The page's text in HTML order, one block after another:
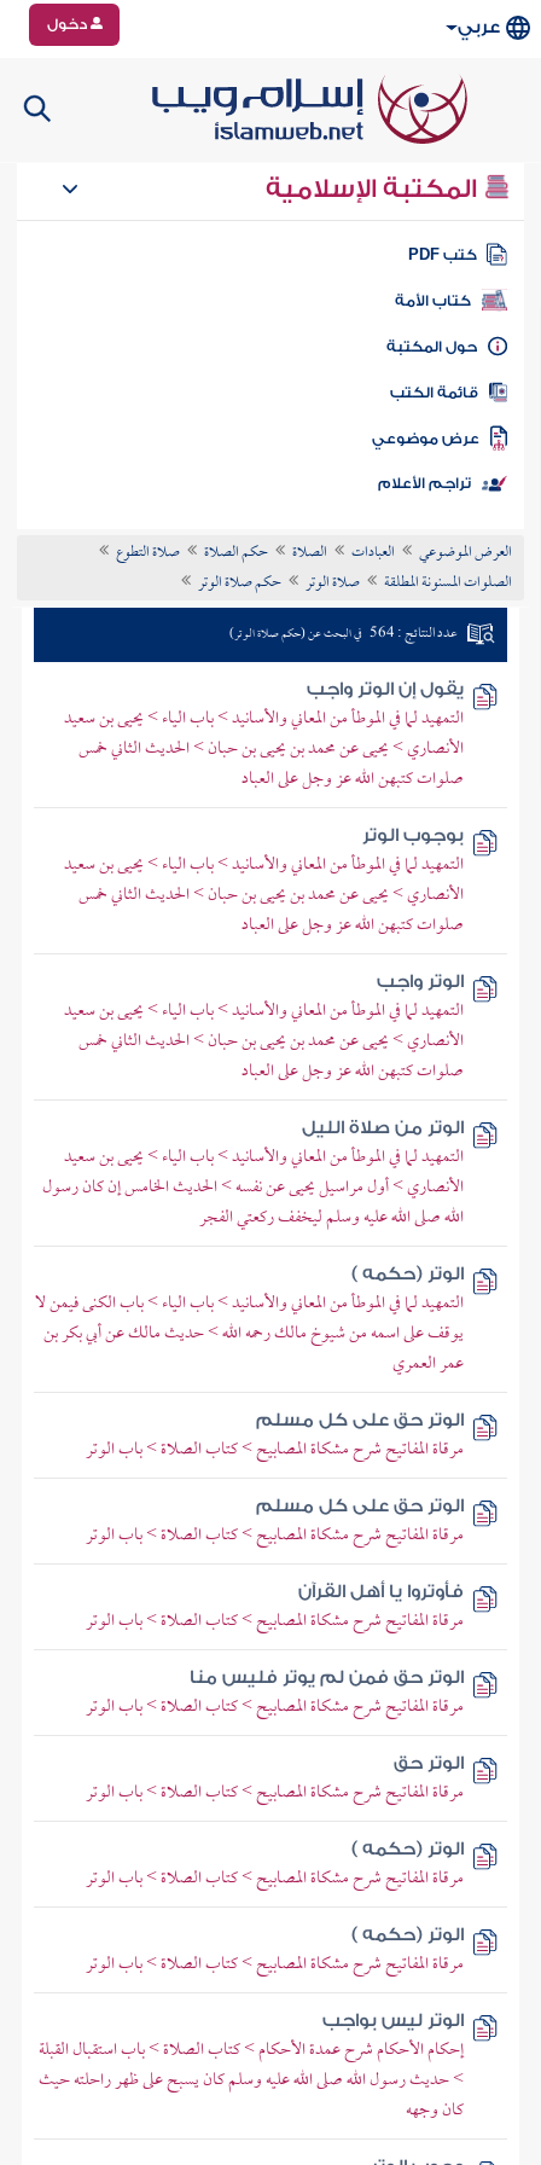
عربي دخول
المكتبة الإسلامية
كتب PDF
كتاب الأمة
المكتبة
الكتب
موضوعي
تراجم الأعلام
العرض الموضوعي العبادات الصلاة حكم الصلاة
صلاة التطوع
الصلوات المسنونة المطلقة
صلاة الوتر حكم صلاة الوتر
عدد النتائج : 564 في البحث عن (حكم صلاة الوتر)
يقول إن الوتر واجب
التمهيد لما في الموطأ من المعاني والأسانيد > باب الياء > يحيى بن سعيد
الأنصاري > يحيى عن محمد بن يحيى بن حبان > الحديث الثاني خمس
صلوات كتبهن الله عز وجل على العباد
بوجوب الوتر
التمهيد لما في الموطأ من المعاني والأسانيد > باب الياء > يحيى بن سعيد
الأنصاري > يحيى عن محمد بن يحيى بن حبان > الحديث الثاني خمس
صلوات كتبهن الله عز وجل على العباد
الوتر واجب
التمهيد لما في الموطأ من المعاني والأسانيد > باب الياء > يحيى بن سعيد
الأنصاري > يحيى عن محمد بن يحيى بن حبان > الحديث الثاني خمس
صلوات كتبهن الله عز وجل على العباد
الوتر من صلاة الليل
التمهيد لما في الموطأ من المعاني والأسانيد > باب الياء > يحيى بن سعيد
الأنصاري > أول مراسيل يحيى عن نفسه > الحديث الخامس إن كان رسول
الله صلى الله عليه وسلم ليخفف ركعتي الفجر
الوتر (حكمه )
التمهيد لما في الموطأ من المعاني والأسانيد > باب الياء > باب الكنى فيمن لا
يوقف على اسمه من شيوخ مالك رحمه الله > حديث مالك عن أبي بكر بن
عمر العمري
الوتر حق على كل مسلم
مرقاة المفاتيح شرح مشكاة المصابيح > كتاب الصلاة > باب الوتر
الوتر حق على كل مسلم
مرقاة المفاتيح شرح مشكاة المصابيح > كتاب الصلاة > باب الوتر
فأوتروا يا أهل القرآن
مرقاة المفاتيح شرح مشكاة المصابيح > كتاب الصلاة > باب الوتر
الوتر حق فمن لم يوتر فليس منا
مرقاة المفاتيح شرح مشكاة المصابيح > كتاب الصلاة > باب الوتر
الوتر حق
مرقاة المفاتيح شرح مشكاة المصابيح > كتاب الصلاة > باب الوتر
الوتر (حكمه )
مرقاة المفاتيح شرح مشكاة المصابيح > كتاب الصلاة > باب الوتر
الوتر (حكمه )
مرقاة المفاتيح شرح مشكاة المصابيح > كتاب الصلاة > باب الوتر
الوتر ليس بواجب
إحكام الأحكام شرح عمدة الأحكام > كتاب الصلاة > باب استقبال القبلة
> حديث رسول الله صلى الله عليه وسلم كان يسبح على ظهر راحلته حيث
كان وجهه